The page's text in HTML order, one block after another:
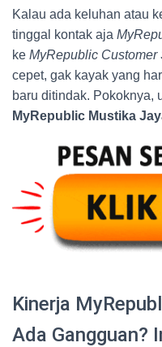
Kalau ada keluhan atau
tinggal kontak aja
ke MyRepublic Customer
cepet, gak kayak yang
baru ditindak. Pokoknya,
MyRepublic Mustika
Kinerja
Ada Gangguan?